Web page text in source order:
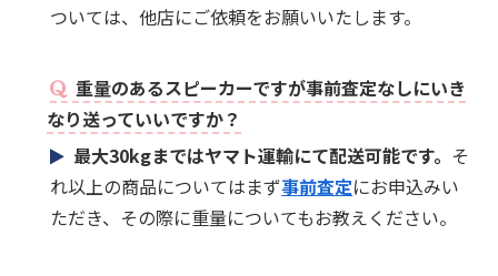
ついては、他店にご依頼をお願いいたします。
重量のあるスピーカーですが事前査定なしにいき
なり送っていいですか？
最大30kgまではヤマト運輸にて配送可能です。 そ
れ以上の商品についてはまず事前査定にお申込みい
ただき、その際に重量についてもお教えください。